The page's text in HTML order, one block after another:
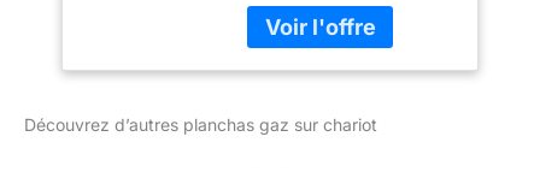
savoureuses, cette
plancha gaz avec plaque
de cuisson en fonte est
couvercle en acier et un
Découvrez d’autres planchas gaz sur chariot